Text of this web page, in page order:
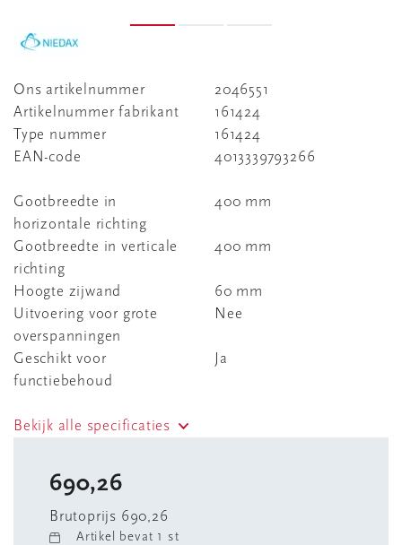
Ons artikelnummer
2046551
Artikelnummer fabrikant
161424
Type nummer
161424
EAN-code
4013339793266
Gootbreedte in
horizontale richting
400 mm
Gootbreedte in verticale
richting
400 mm
Hoogte zijwand
60 mm
Uitvoering voor grote
overspanningen
Nee
Geschikt voor
functiebehoud
Ja
Bekijk alle specificaties
690,26
Brutoprijs 690,26
Artikel bevat 1 st